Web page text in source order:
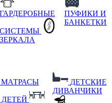
ГАРДЕРОБНЫЕ
СИСТЕМЫ
ЗЕРКАЛА
ПУФИКИ И
БАНКЕТКИ
МАТРАСЫ
ДЕТСКИЕ
ДИВАНЧИКИ